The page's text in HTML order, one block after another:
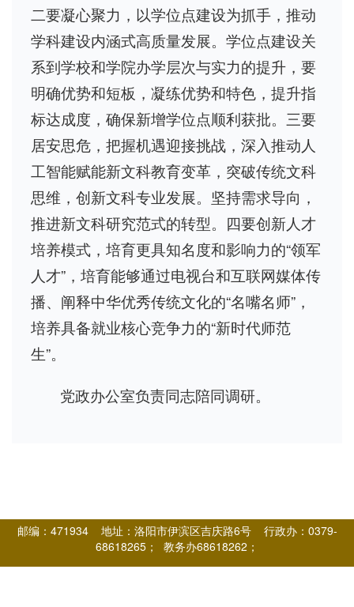
二要凝心聚力，以学位点建设为抓手，推动
学科建设内涵式高质量发展。学位点建设关
系到学校和学院办学层次与实力的提升，要
明确优势和短板，凝练优势和特色，提升指
标达成度，确保新增学位点顺利获批。三要
居安思危，把握机遇迎接挑战，深入推动人
工智能赋能新文科教育变革，突破传统文科
思维，创新文科专业发展。坚持需求导向，
推进新文科研究范式的转型。四要创新人才
培养模式，培育更具知名度和影响力的“领军
人才”，培育能够通过电视台和互联网媒体传
播、阐释中华优秀传统文化的“名嘴名师”，
培养具备就业核心竞争力的“新时代师范
生”。
党政办公室负责同志陪同调研。
邮编：471934 地址：洛阳市伊滨区吉庆路6号 行政办：0379-
68618265； 教务办68618262；